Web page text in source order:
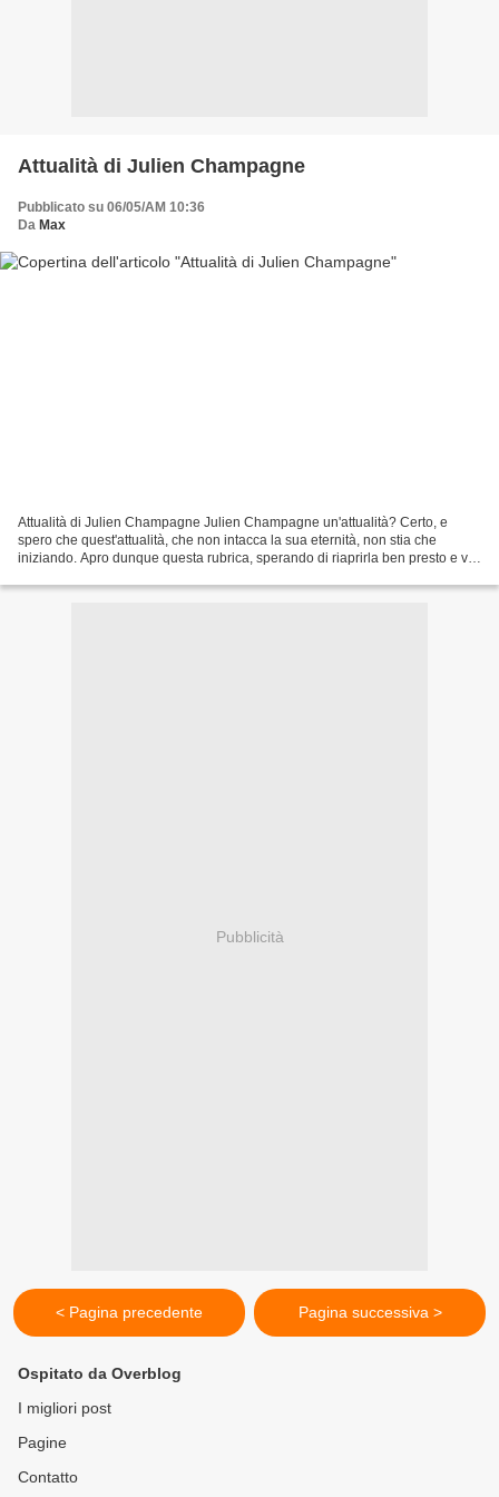
Attualità di Julien Champagne
Pubblicato su 06/05/AM 10:36
Da Max
Attualità di Julien Champagne Julien Champagne un'attualità? Certo, e
spero che quest'attualità, che non intacca la sua eternità, non stia che
iniziando. Apro dunque questa rubrica, sperando di riaprirla ben presto e vi
Pubblicità
< Pagina precedente Pagina successiva >
Ospitato da Overblog
I migliori post
Pagine
Contatto